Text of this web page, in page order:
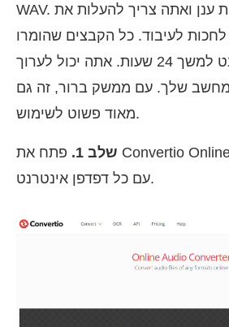
WAV. הוא משתמש בשירות ענן ואתה צריך להעלות את
לעיבוד. כל הקבצים שהומרו
יישמרו באינטרנט למשך 24 שעות. אתה יכול לערוך
שלך. עם ממשק ברור, זה גם
מאוד פשוט לשימוש.
שלב 1.
פתח את Convertio Online Audio Convert
עם כל דפדפן אינטרנט.